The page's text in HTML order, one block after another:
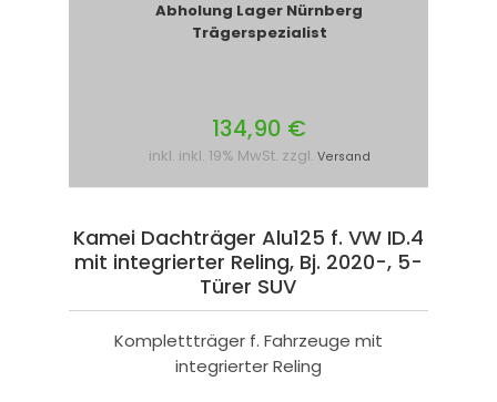
Abholung Lager Nürnberg
Trägerspezialist
134,90 €
inkl. inkl. 19% MwSt. zzgl. Versand
Kamei Dachträger Alu125 f. VW ID.4
mit integrierter Reling, Bj. 2020-, 5-
Türer SUV
Komplettträger f. Fahrzeuge mit
integrierter Reling